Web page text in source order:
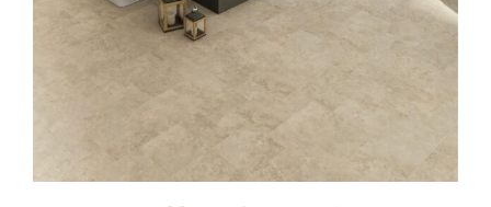
mesure d’accéder ou de consulter certains
ou tous le site internet Campredon
Carrelage. En utilisant le site internet
Campredon Carrelage et en choisissant de ne
pas bloquer ou désactiver les cookies,
balises web ou autres technologies
similaires quand vous avez la possibilité